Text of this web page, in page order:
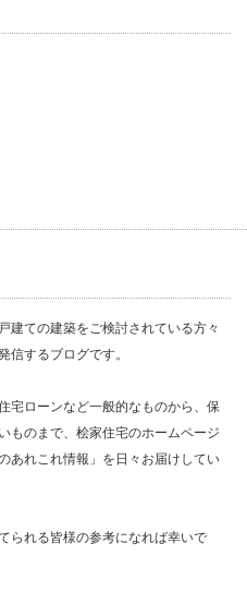
建ての建築をご検討されている方々
信するブログです。
宅ローンなど一般的なものから、保
ものまで、桧家住宅のホームページ
あれこれ情報」を日々お届けしてい
られる皆様の参考になれば幸いで